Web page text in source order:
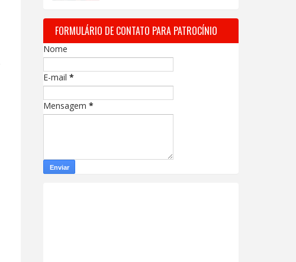
FORMULÁRIO DE CONTATO PARA PATROCÍNIO
Nome
E-mail *
Mensagem *